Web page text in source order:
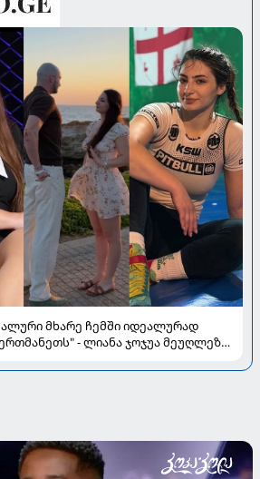
მხარე ჩემში იდეალურად
- ლიანა ჯოჯუა მეუღლეზე,